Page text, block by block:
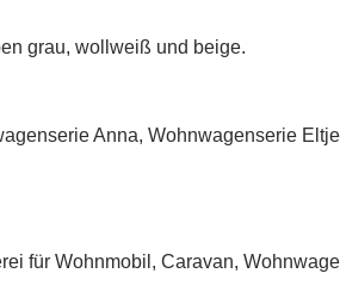
grau, wollweiß und beige.
Anna, Wohnwagenserie
für Wohnmobil, Caravan,
add_circle_outline Neue Liste